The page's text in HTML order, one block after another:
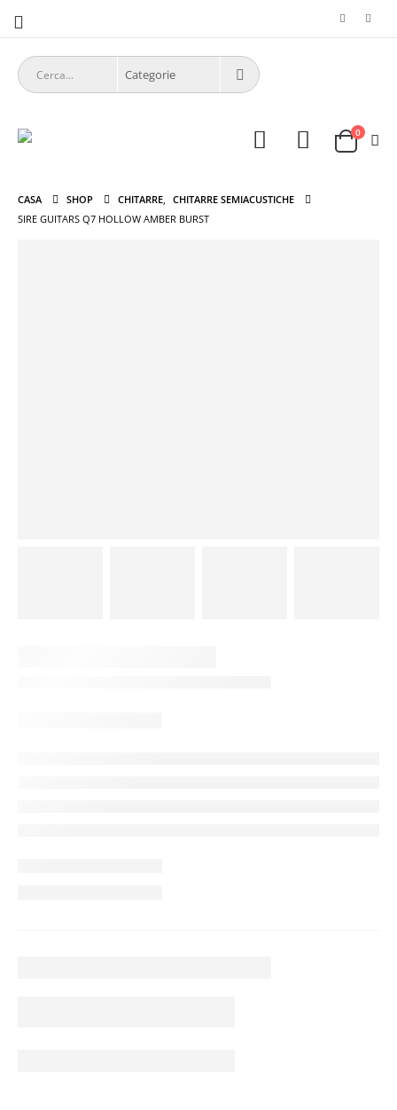
0
CASA SHOP CHITARRE, CHITARRE SEMIACUSTICHE
SIRE GUITARS Q7 HOLLOW AMBER BURST